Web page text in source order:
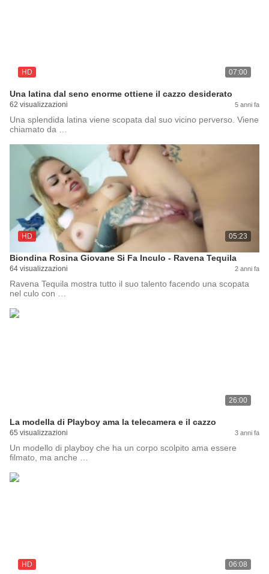
HD 07:00
Una latina dal seno enorme ottiene il cazzo desiderato
62 visualizzazioni 5 anni fa
Una splendida latina viene scopata dal suo vicino perverso. Viene
chiamato da …
HD 05:23
Biondina Rosina Giovane Si Fa Inculo - Ravena Tequila
64 visualizzazioni 2 anni fa
Ravena Tequila mostra tutto il suo talento facendo una scopata
nel culo con …
26:00
La modella di Playboy ama la telecamera e il cazzo
65 visualizzazioni 3 anni fa
Un modello di playboy che ha un corpo scolpito ama essere
filmato, ma anche …
HD 06:08